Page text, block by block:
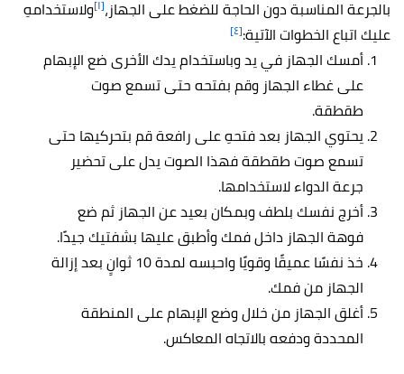
بالجرعة المناسبة دون الحاجة للضغط على الجهاز،[١] ولاستخدامهِ
عليك اتباع الخطوات الآتية:[٤]
أمسك الجهاز في يد وباستخدام يدك الأخرى ضع الإبهام
على غطاء الجهاز وقم بفتحه حتى تسمع صوت
طقطقة.
يحتوي الجهاز بعد فتحهِ على رافعة قم بتحركيها حتى
تسمع صوت طقطقة فهذا الصوت يدل على تحضير
جرعة الدواء لاستخدامها.
أخرج نفسك بلطف وبمكان بعيد عن الجهاز ثم ضع
فوهة الجهاز داخل فمك وأطبق عليها بشفتيك جيدًا.
خذ نفسًا عميقًا وقويًا واحبسه لمدة 10 ثوانٍ بعد إزالة
الجهاز من فمك.
أغلق الجهاز من خلال وضع الإبهام على المنطقة
المحددة ودفعه بالاتجاه المعاكس.